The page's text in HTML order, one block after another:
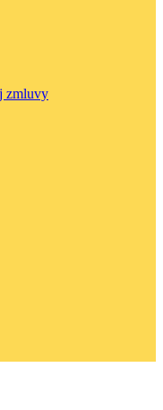
zmluvy